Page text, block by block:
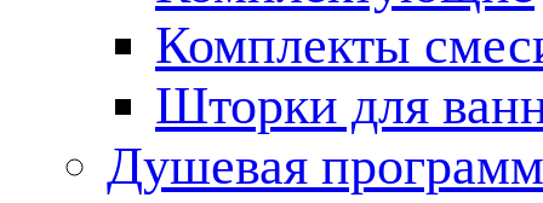
Комплекты
Шторки для
Душевая